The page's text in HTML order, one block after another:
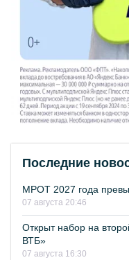
Последние
МРОТ 2027 года
07 августа 20:46
Открыт набор на
ВТБ»
07 августа 16:30